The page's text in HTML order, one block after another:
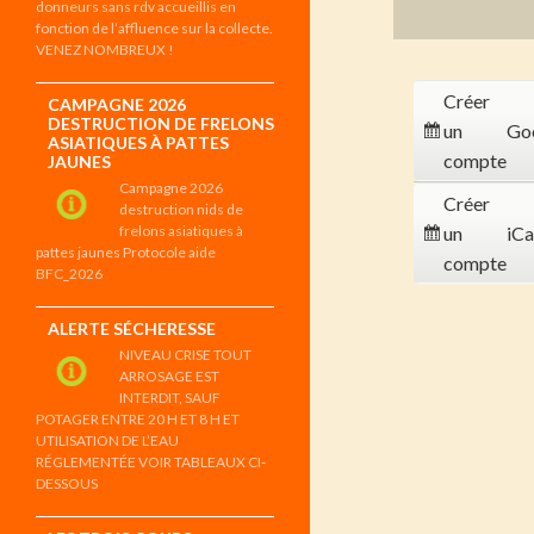
Créer
un
compte
Créer
un
compte
donneurs sans rdv accueillis en
fonction de l’affluence sur la collecte.
VENEZ NOMBREUX !
CAMPAGNE 2026
DESTRUCTION DE FRELONS
ASIATIQUES À PATTES
JAUNES
Campagne 2026
destruction nids de
frelons asiatiques à
pattes jaunes Protocole aide
BFC_2026
ALERTE SÉCHERESSE
NIVEAU CRISE TOUT
ARROSAGE EST
INTERDIT, SAUF
POTAGER ENTRE 20 H ET 8 H ET
UTILISATION DE L’EAU
RÉGLEMENTÉE VOIR TABLEAUX CI-
DESSOUS